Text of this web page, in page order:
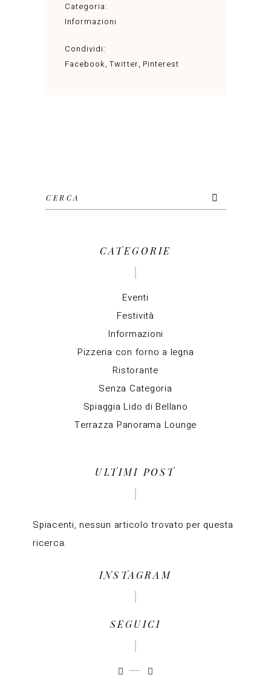
Categoria:
Informazioni
Condividi:
Facebook Twitter Pinterest
Cerca
per:
CATEGORIE
Eventi
Festività
Informazioni
Pizzeria con forno a legna
Ristorante
Senza Categoria
Spiaggia Lido di Bellano
Terrazza Panorama Lounge
ULTIMI POST
Spiacenti, nessun articolo trovato per questa
ricerca.
INSTAGRAM
SEGUICI